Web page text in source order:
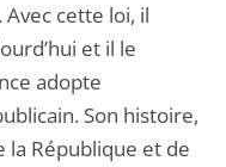
cette loi, il
et il le
adopte
Son histoire,
la République et de